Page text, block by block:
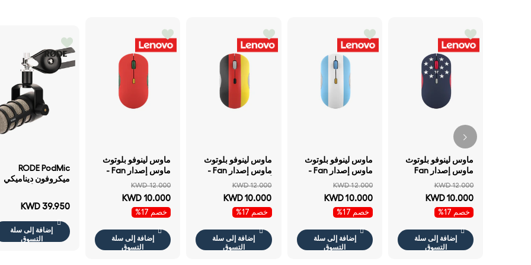
ماوس لينوفو بلوتوث
ماوس إصدار Fan
البوصة
KWD 12.000
KWD 10.000
خصم 17%
إضافة إلى سلة
التسوق
ماوس لينوفو بلوتوث
ماوس إصدار Fan -
مراحل نقطة في
KWD 12.000
KWD 10.000
خصم 17%
إضافة إلى سلة
التسوق
ماوس لينوفو بلوتوث
ماوس إصدار Fan -
البوصة 3 مستويات
نقطة في البوصة
KWD 12.000
KWD 10.000
خصم 17%
إضافة إلى سلة
التسوق
ماوس لينوفو بلوتوث
ماوس إصدار Fan -
مستويات نقطة في
KWD 12.000
KWD 10.000
خصم 17%
إضافة إلى سلة
التسوق
RODE PodMic
ميكروفون ديناميكي
KWD 39.950
إضافة إلى سلة
التسوق